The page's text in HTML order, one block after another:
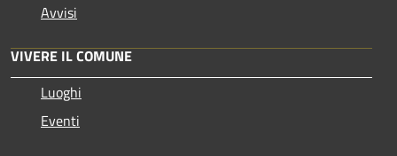
Avvisi
VIVERE IL COMUNE
Luoghi
Eventi